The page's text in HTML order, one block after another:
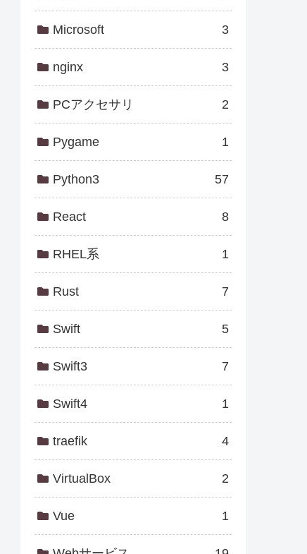
Microsoft 3
nginx 3
PCアクセサリ 2
Pygame 1
Python3 57
React 8
RHEL系 1
Rust 7
Swift 5
Swift3 7
Swift4 1
traefik 4
VirtualBox 2
Vue 1